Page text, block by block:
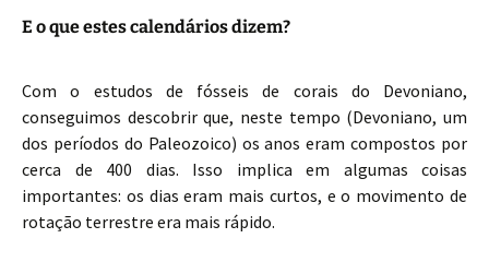
E o que estes calendários dizem?
Com o estudos de fósseis de corais do Devoniano,
conseguimos descobrir que, neste tempo (Devoniano, um
dos períodos do Paleozoico) os anos eram compostos por
cerca de 400 dias. Isso implica em algumas coisas
importantes: os dias eram mais curtos, e o movimento de
rotação terrestre era mais rápido.